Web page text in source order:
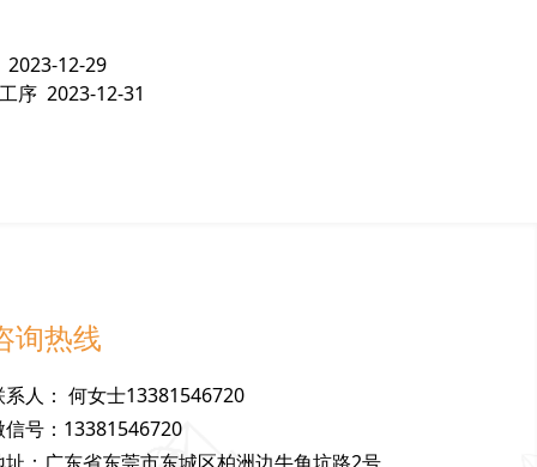
2023-12-29
序 2023-12-31
询热线
系人 ：何女士13381546720
信号 ： 13381546720